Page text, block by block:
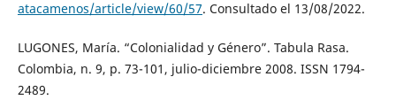
atacamenos/article/view/60/57. Consultado el 13/08/2022.
LUGONES, María. “Colonialidad y Género”. Tabula Rasa.
Colombia, n. 9, p. 73-101, julio-diciembre 2008. ISSN 1794-
2489.